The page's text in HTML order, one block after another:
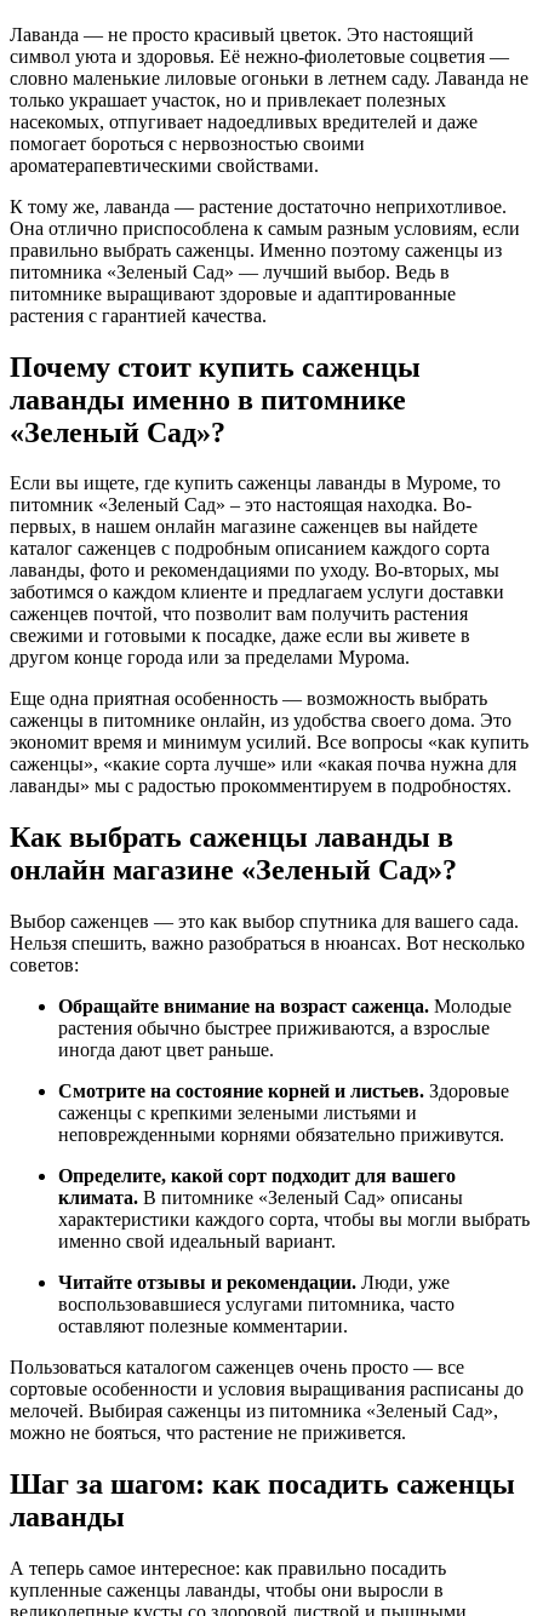
Лаванда — не просто красивый цветок. Это настоящий
символ уюта и здоровья. Её нежно-фиолетовые соцветия —
словно маленькие лиловые огоньки в летнем саду. Лаванда не
только украшает участок, но и привлекает полезных
насекомых, отпугивает надоедливых вредителей и даже
помогает бороться с нервозностью своими
ароматерапевтическими свойствами.
К тому же, лаванда — растение достаточно неприхотливое.
Она отлично приспособлена к самым разным условиям, если
правильно выбрать саженцы. Именно поэтому саженцы из
питомника «Зеленый Сад» — лучший выбор. Ведь в
питомнике выращивают здоровые и адаптированные
растения с гарантией качества.
Почему стоит купить саженцы
лаванды именно в питомнике
«Зеленый Сад»?
Если вы ищете, где купить саженцы лаванды в Муроме, то
питомник «Зеленый Сад» – это настоящая находка. Во-
первых, в нашем онлайн магазине саженцев вы найдете
каталог саженцев с подробным описанием каждого сорта
лаванды, фото и рекомендациями по уходу. Во-вторых, мы
заботимся о каждом клиенте и предлагаем услуги доставки
саженцев почтой, что позволит вам получить растения
свежими и готовыми к посадке, даже если вы живете в
другом конце города или за пределами Мурома.
Еще одна приятная особенность — возможность выбрать
саженцы в питомнике онлайн, из удобства своего дома. Это
экономит время и минимум усилий. Все вопросы «как купить
саженцы», «какие сорта лучше» или «какая почва нужна для
лаванды» мы с радостью прокомментируем в подробностях.
Как выбрать саженцы лаванды в
онлайн магазине «Зеленый Сад»?
Выбор саженцев — это как выбор спутника для вашего сада.
Нельзя спешить, важно разобраться в нюансах. Вот несколько
советов:
Обращайте внимание на возраст саженца. Молодые
растения обычно быстрее приживаются, а взрослые
иногда дают цвет раньше.
Смотрите на состояние корней и листьев. Здоровые
саженцы с крепкими зелеными листьями и
неповрежденными корнями обязательно приживутся.
Определите, какой сорт подходит для вашего
климата. В питомнике «Зеленый Сад» описаны
характеристики каждого сорта, чтобы вы могли выбрать
именно свой идеальный вариант.
Читайте отзывы и рекомендации. Люди, уже
воспользовавшиеся услугами питомника, часто
оставляют полезные комментарии.
Пользоваться каталогом саженцев очень просто — все
сортовые особенности и условия выращивания расписаны до
мелочей. Выбирая саженцы из питомника «Зеленый Сад»,
можно не бояться, что растение не приживется.
Шаг за шагом: как посадить саженцы
лаванды
А теперь самое интересное: как правильно посадить
купленные саженцы лаванды, чтобы они выросли в